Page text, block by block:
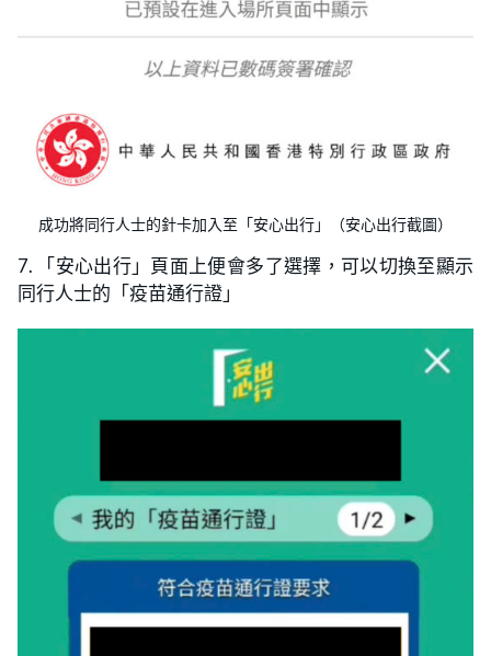
成功將同行人士的針卡加入至「安心出行」（安心出行截圖）
7. 「安心出行」頁面上便會多了選擇，可以切換至顯示
同行人士的「疫苗通行證」